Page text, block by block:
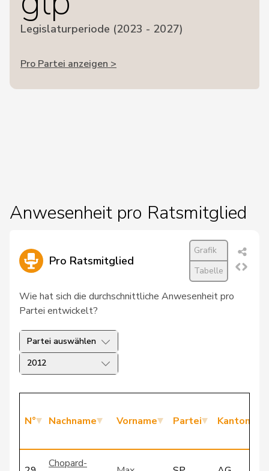
Legislaturperiode (2023 - 2027)
Pro Partei anzeigen >
Anwesenheit pro Ratsmitglied
Pro Ratsmitglied
Grafik
Tabelle
Wie hat sich die durchschnittliche Anwesenheit pro
Partei entwickelt?
Partei auswählen
2012
N° Nachname Vorname Partei Kanton
Chopard-